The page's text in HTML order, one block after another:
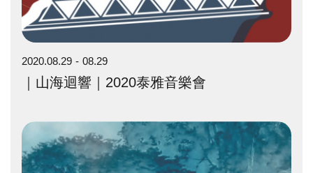
2020.08.29 08.29
｜山海迴響｜2020泰雅音樂會